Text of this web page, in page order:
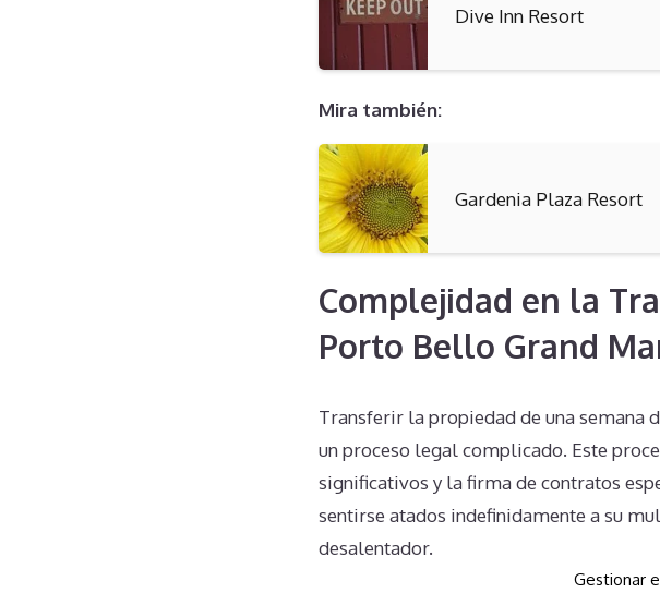
Gestionar
Dive Inn Resort
Mira también:
Gardenia Plaza Resort
Complejidad en la
Porto Bello Grand
Transferir la propiedad de una
un proceso legal complicado. Este
significativos y la firma de contratos
sentirse atados indefinidamente a su
desalentador.